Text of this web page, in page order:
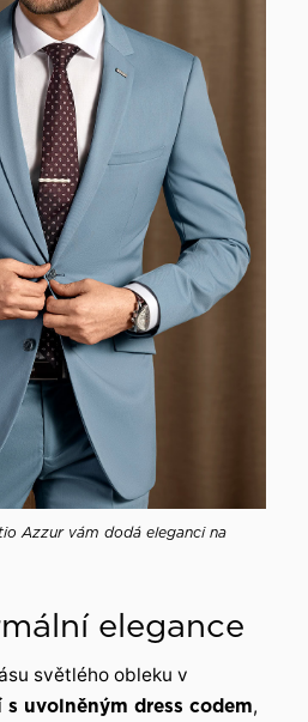
Azzur vám dodá eleganci na
elegance
světlého obleku v
uvolněným dress codem,